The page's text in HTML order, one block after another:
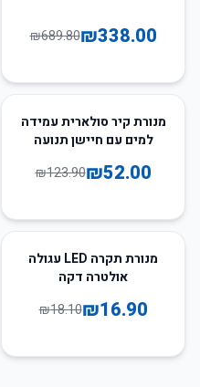
₪338.00
₪689.80
58%מנורת קיר סולארית עמידה
למים עם חיישן תנועה
₪52.00
₪123.90
7
מנורת תקרה LED עגולה
אולטרה דקה
₪16.90
₪18.10